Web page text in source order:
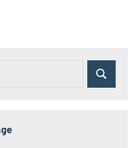
Suchen